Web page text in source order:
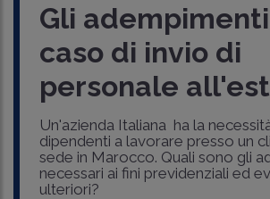
Gli
caso di invio di
personale
Un'azienda Italiana ha la
dipendenti a lavorare presso un
sede in Marocco. Quali sono gli
necessari ai fini previdenziali ed
ulteriori?